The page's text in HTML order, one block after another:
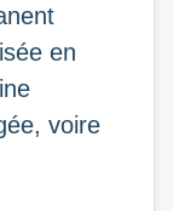
en
voire